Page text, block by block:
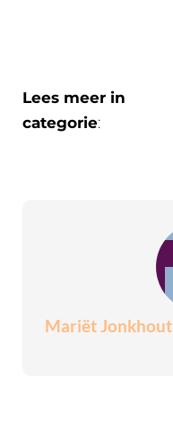
Lees meer in
categorie:
Mariët Jonkhout